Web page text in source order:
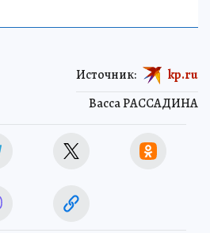
Васса РАССАДИНА
Источник: kp.ru